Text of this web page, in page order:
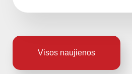
Visos naujienos